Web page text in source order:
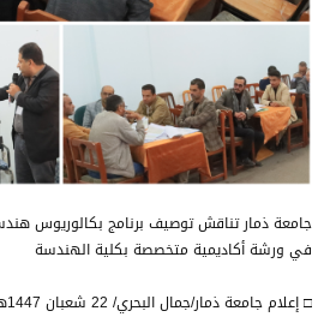
جامعة ذمار تناقش توصيف برنامج بكالوريوس
في ورشة أكاديمية متخصصة بكلية الهندسة
□ إعلام جامعة ذمار/جمال البحري/ 22 شعبان 1447هـ الموافق 10 فبراير 2026م